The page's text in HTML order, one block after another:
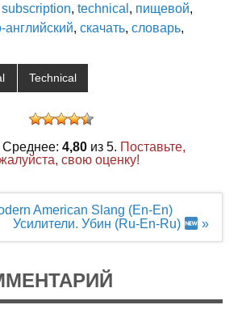
subscription, technical , пищевой,
английский, скачать, словарь,
Technical
Среднее: 4,80из 5. Поставьте,
свою оценку!
American Slang (En-En)
Усилители. Убин (Ru-En-Ru)
»